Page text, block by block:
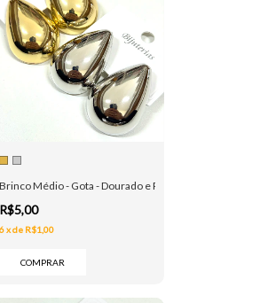
e Prata
Brinco Médio - Gota - Dourado e Prata
R$5,00
6xde R$1,00
COMPRAR